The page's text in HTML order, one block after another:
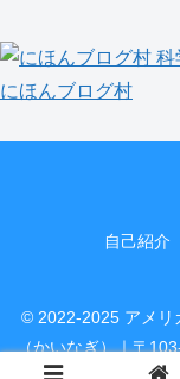
にほんブログ村
自己紹介
© 2022-2025 アメリ
（かいなぎ）｜〒